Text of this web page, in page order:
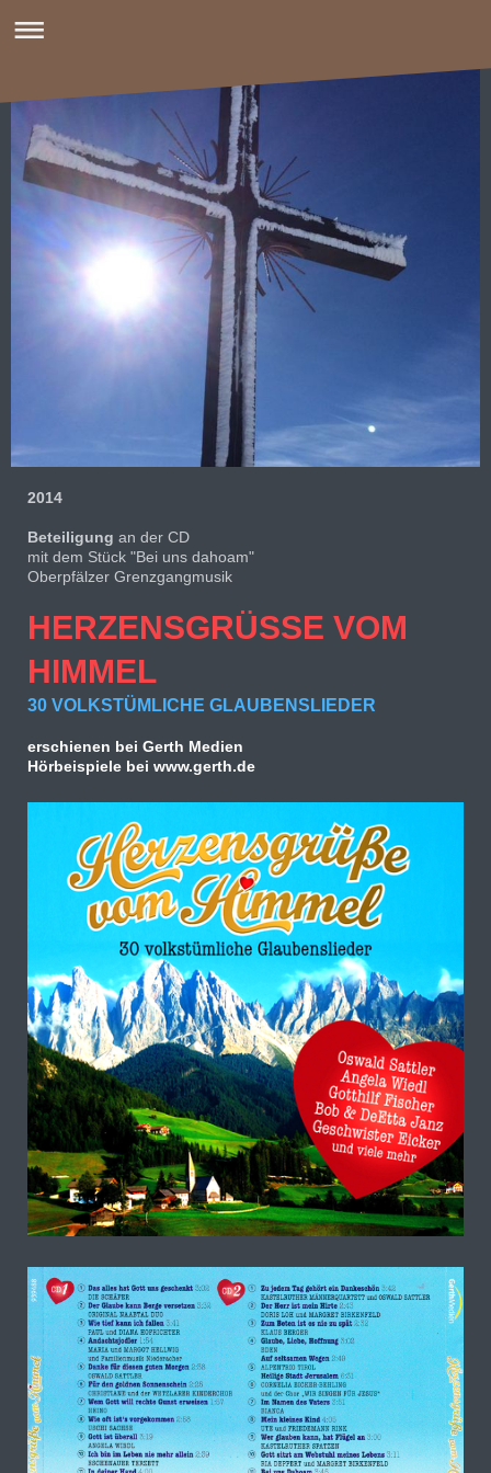
2014
Beteiligung an der CD
mit dem Stück "Bei uns dahoam"
Oberpfälzer Grenzgangmusik
HERZENSGRÜSSE VOM
HIMMEL
30 VOLKSTÜMLICHE GLAUBENSLIEDER
erschienen bei Gerth Medien
Hörbeispiele bei www.gerth.de